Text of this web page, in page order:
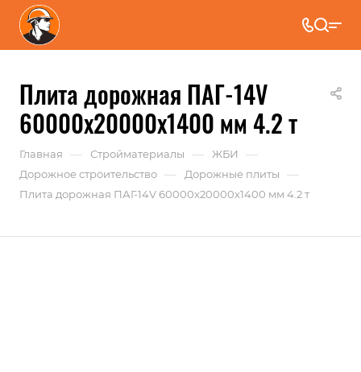
Плита дорожная ПАГ-14V
60000x20000x1400 мм 4.2 т
Главная — Стройматериалы — ЖБИ —
Дорожное строительство — Дорожные плиты —
Плита дорожная ПАГ-14V 60000x20000x1400 мм 4.2 т